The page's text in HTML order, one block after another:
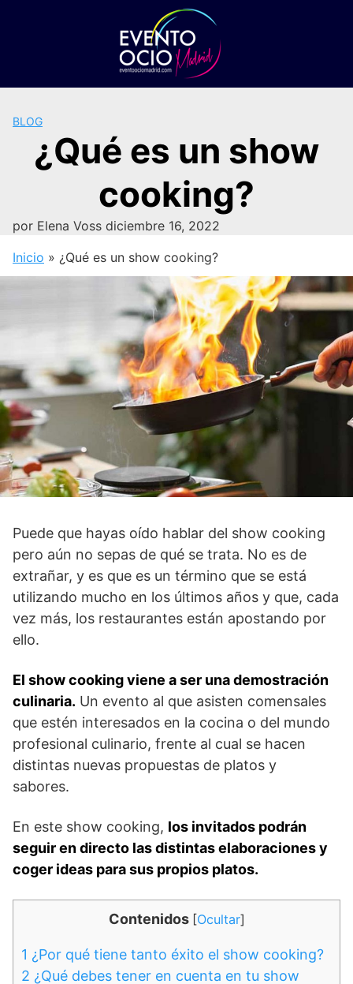
BLOG
¿Qué es un show
cooking?
por Elena Voss diciembre 16, 2022
Inicio » ¿Qué es un show cooking?
Puede que hayas oído hablar del show cooking
pero aún no sepas de qué se trata. No es de
extrañar, y es que es un término que se está
utilizando mucho en los últimos años y que, cada
vez más, los restaurantes están apostando por
ello.
El show cooking viene a ser una demostración
culinaria. Un evento al que asisten comensales
que estén interesados en la cocina o del mundo
profesional culinario, frente al cual se hacen
distintas nuevas propuestas de platos y
sabores.
En este show cooking, los invitados podrán
seguir en directo las distintas elaboraciones y
coger ideas para sus propios platos.
Contenidos [Ocultar]
1 ¿Por qué tiene tanto éxito el show cooking?
2 ¿Qué debes tener en cuenta en tu show